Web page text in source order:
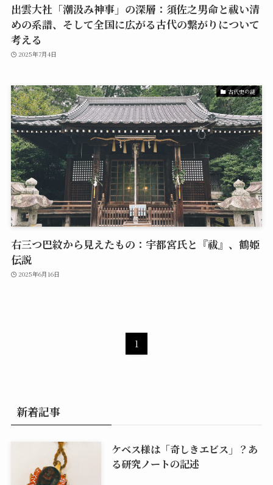
出雲大社「潮汲み神事」の深層：須佐之男命と祓い清
めの系譜、そして全国に広がる古代の繋がりについて
考える
2025年7月4日
古代史の謎
右三つ巴紋から見えたもの：宇都宮氏と『祓』、鶴姫
伝説
2025年6月16日
1
新着記事
ケベス様は「奇しきエビス」？あ
る研究ノートの記述